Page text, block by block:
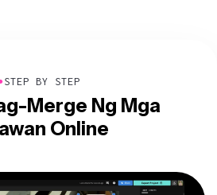
STEP BY STEP
Merge Ng Mga
Online